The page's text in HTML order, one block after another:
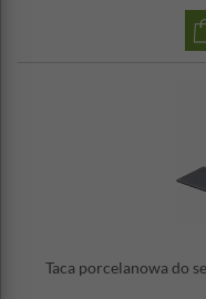
Taca porcelanowa do